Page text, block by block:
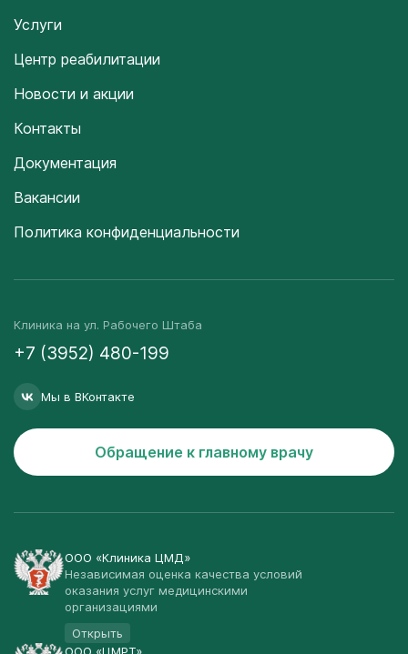
Услуги
Центр реабилитации
Новости и акции
Контакты
Документация
Вакансии
Политика конфиденциальности
Клиника на ул. Рабочего Штаба
+7 (3952) 480-199
Мы в ВКонтакте
Обращение к главному врачу
ООО «Клиника ЦМД»
Независимая оценка качества условий
оказания услуг медицинскими
организациями
Открыть